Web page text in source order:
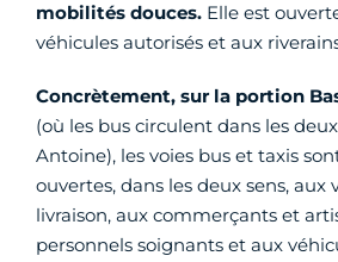
mobilités douces. Elle est
véhicules autorisés et aux
Concrètement, sur la portion
(où les bus circulent dans les
Antoine), les voies bus et taxis
ouvertes, dans les deux sens, aux
livraison, aux commerçants et
personnels soignants et aux